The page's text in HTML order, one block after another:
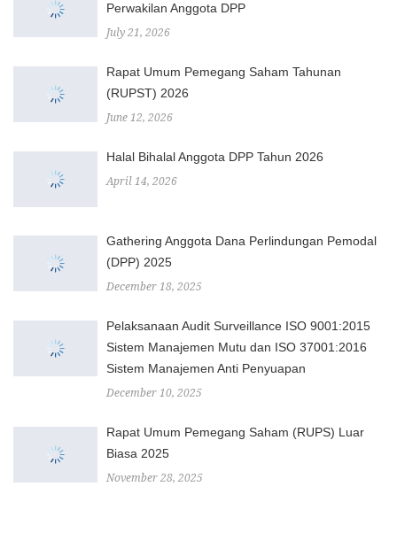
Perwakilan Anggota DPP
July 21, 2026
Rapat Umum Pemegang Saham Tahunan
(RUPST) 2026
June 12, 2026
Halal Bihalal Anggota DPP Tahun 2026
April 14, 2026
Gathering Anggota Dana Perlindungan Pemodal
(DPP) 2025
December 18, 2025
Pelaksanaan Audit Surveillance ISO 9001:2015
Sistem Manajemen Mutu dan ISO 37001:2016
Sistem Manajemen Anti Penyuapan
December 10, 2025
Rapat Umum Pemegang Saham (RUPS) Luar
Biasa 2025
November 28, 2025